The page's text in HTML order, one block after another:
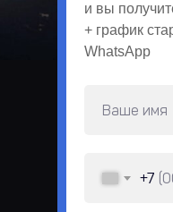
и вы
+ график
WhatsApp
+7